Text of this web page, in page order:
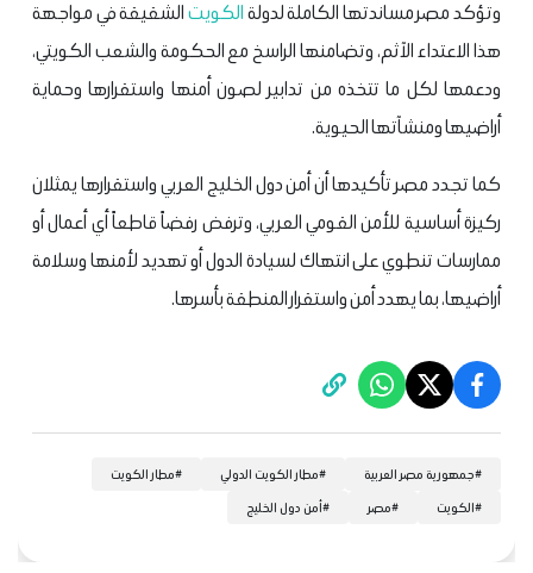
وتؤكد مصر مساندتها الكاملة لدولةالكويتالشقيقة في مواجهة
هذا الاعتداء الآثم، وتضامنها الراسخ مع الحكومة والشعب الكويتي،
ودعمها لكل ما تتخذه من تدابير لصون أمنها واستقرارها وحماية
أراضيها ومنشآتها الحيوية.
كما تجدد مصر تأكيدها أن أمن دول الخليج العربي واستقرارها يمثلان
ركيزة أساسية للأمن القومي العربي، وترفض رفضاً قاطعاً أي أعمال أو
ممارسات تنطوي على انتهاك لسيادة الدول أو تهديد لأمنها وسلامة
أراضيها، بما يهدد أمن واستقرار المنطقة بأسرها.
#جمهورية مصر العربية #مطار الكويت الدولي #مطار الكويت
#الكويت #مصر #أمن دول الخليج